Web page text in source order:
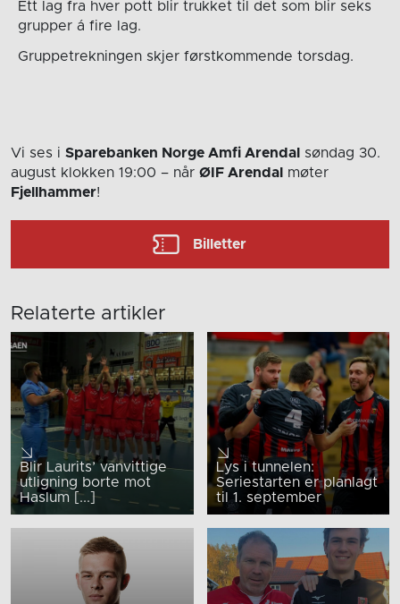
Ett lag fra hver pott blir trukket til det som blir seks
grupper á fire lag.
Gruppetrekningen skjer førstkommende torsdag.
Vi ses i Sparebanken Norge Amfi Arendal søndag 30.
august klokken 19:00 – når ØIF Arendal møter
Fjellhammer!
Billetter
Relaterte artikler
Blir Laurits’ vanvittige
utligning borte mot
Haslum [...]
Lys i tunnelen:
Seriestarten er planlagt
til 1. september